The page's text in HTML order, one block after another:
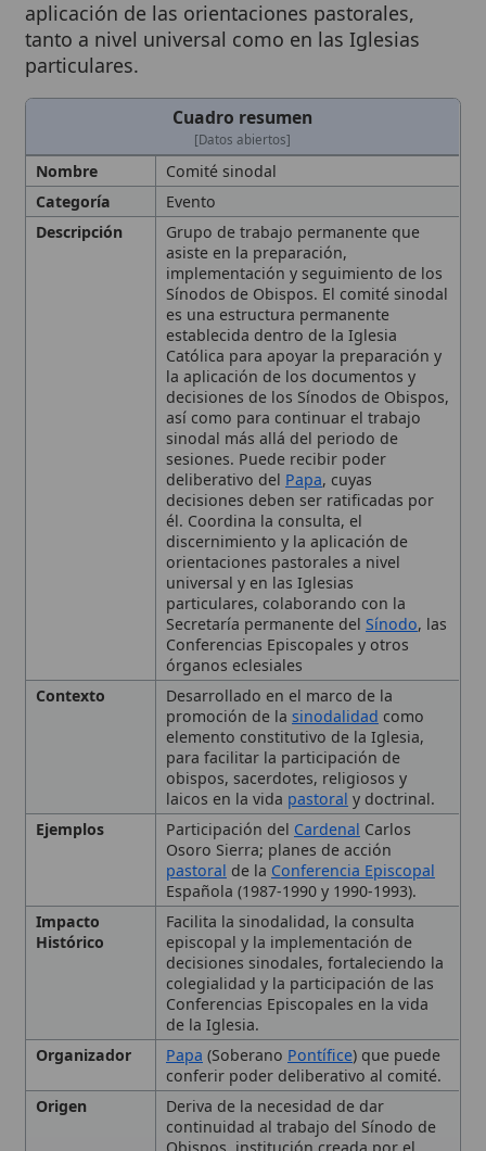
Cuadro resumen
Evento
Grupo de trabajo permanente que
asiste en la preparación,
implementación y seguimiento de los
Sínodos de Obispos. El comité sinodal
es una estructura permanente
establecida dentro de la Iglesia
Católica para apoyar la preparación y
la aplicación de los documentos y
decisiones de los Sínodos de Obispos,
así como para continuar el trabajo
sinodal más allá del periodo de
sesiones. Puede recibir poder
deliberativo delPapa, cuyas
decisiones deben ser ratificadas por
él. Coordina la consulta, el
discernimiento y la aplicación de
orientaciones pastorales a nivel
universal y en las Iglesias
particulares, colaborando con la
Secretaría permanente delSínodo, las
Conferencias Episcopales y otros
órganos eclesiales
Desarrollado en el marco de la
promoción de lasinodalidadcomo
elemento constitutivo de la Iglesia,
para facilitar la participación de
obispos, sacerdotes, religiosos y
laicos en la vidapastoraly doctrinal.
Ejemplos
Participación delCardenalCarlos
Osoro Sierra; planes de acción
pastoralde la Conferencia Episcopal
Española (1987-1990 y 1990-1993).
Facilita la sinodalidad, la consulta
episcopal y la implementación de
decisiones sinodales, fortaleciendo la
colegialidad y la participación de las
Conferencias Episcopales en la vida
de la Iglesia.
Papa(SoberanoPontífice ) que puede
conferir poder deliberativo al comité.
Origen
Deriva de la necesidad de dar
continuidad al trabajo del Sínodo de
Obispos, institución creada por el
Papa Pablo VI.
Sínodo, Comité
Origen y Función de los
Sínodos
🙏 Bienvenido a Wikitólica
Esta enciclopedia es un recurso privado de referencia sin
. No sustituye al Catecismo, a la Sagrada
Escritura ni a los documentos oficiales de la Iglesia y está
destinada únicamente a la estudio personal. El borrador de
los artículos se compone conMagisterium. Queda